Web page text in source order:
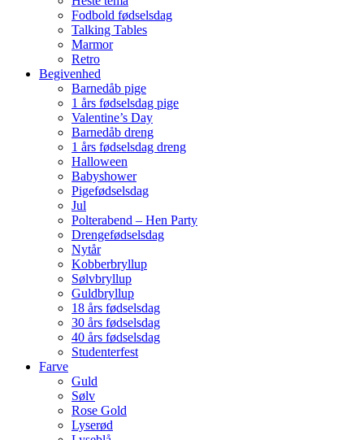
Fodbold fødselsdag
Talking Tables
Marmor
Retro
Begivenhed
Barnedåb pige
1 års fødselsdag pige
Valentine’s Day
Barnedåb dreng
1 års fødselsdag dreng
Halloween
Babyshower
Pigefødselsdag
Jul
Polterabend – Hen Party
Drengefødselsdag
Nytår
Kobberbryllup
Sølvbryllup
Guldbryllup
18 års fødselsdag
30 års fødselsdag
40 års fødselsdag
Studenterfest
Farve
Guld
Sølv
Rose Gold
Lyserød